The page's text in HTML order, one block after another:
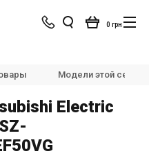
0 грн
Настенные кондиционеры
Модели этой серии
Electric